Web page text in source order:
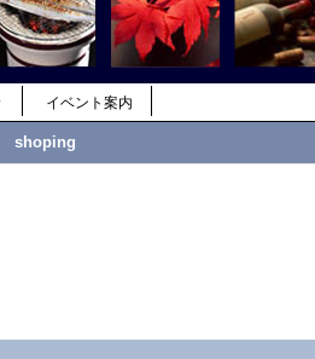
イベント案内
shoping